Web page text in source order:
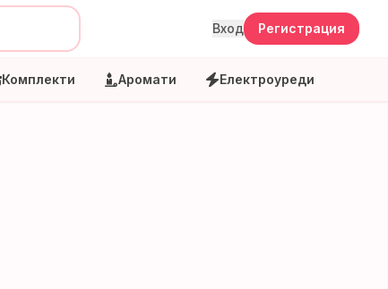
Вход Регистрация
Комплекти Аромати Електроуреди